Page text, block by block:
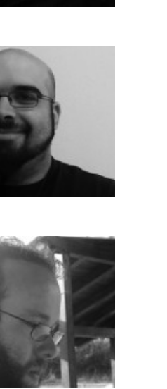
dal 2005 di
Beni Culturali, associazioni
e attivismo. Nel 2008
di ricerca in interaction
all’UDK di Berlino nella
Sauter. All'interno di
Web e Mobile Web.
6 e PHP. Appassionato di
in generale. Sin dai primi
certa passione per
computer a 4 anni.
un po' meno per quelle